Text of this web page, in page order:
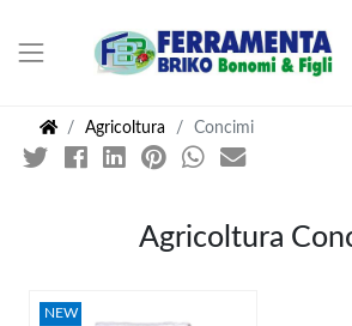
Agricoltura Concimi
Agricoltura
NEW